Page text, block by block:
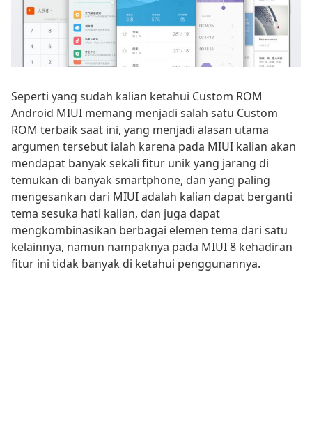
Seperti yang sudah kalian ketahui Custom ROM
Android MIUI memang menjadi salah satu Custom
ROM terbaik saat ini, yang menjadi alasan utama
argumen tersebut ialah karena pada MIUI kalian akan
mendapat banyak sekali fitur unik yang jarang di
temukan di banyak smartphone, dan yang paling
mengesankan dari MIUI adalah kalian dapat berganti
tema sesuka hati kalian, dan juga dapat
mengkombinasikan berbagai elemen tema dari satu
kelainnya, namun nampaknya pada MIUI 8 kehadiran
fitur ini tidak banyak di ketahui penggunannya.